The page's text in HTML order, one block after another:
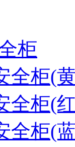
柜
全柜(
全柜(
全柜(